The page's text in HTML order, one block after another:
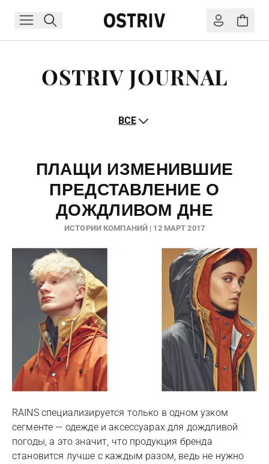
OSTRIV JOURNAL
ВСЕ
ПЛАЩИ ИЗМЕНИВШИЕ
ПРЕДСТАВЛЕНИЕ О
ДОЖДЛИВОМ ДНЕ
ИСТОРИИ КОМПАНИЙ | 12 МАРТ 2017
RAINS специализируется только в одном узком
сегменте — одежде и аксессуарах для дождливой
погоды, а это значит, что продукция бренда
становится лучше c каждым разом, ведь не нужно